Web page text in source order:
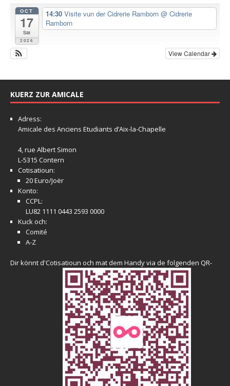
OCT
17
Sat
2026
14:30 Visite vun der Cidrerie Ramborn @ Cidrerie
Ramborn
View Calendar
KUERZ ZUR AMICALE
Adress:
Amicale des Anciens Etudiants d’Aix-la-Chapelle
4, rue Albert Simon
L-5315 Contern
Cotisatioun:
20 Euro/Joër
Konto:
CCPL:
LU82 1111 0443 2593 0000
Kuck och:
Comité
A-Z
Dir könnt d'Cotisatioun och mat dem Handy via de folgenden QR-